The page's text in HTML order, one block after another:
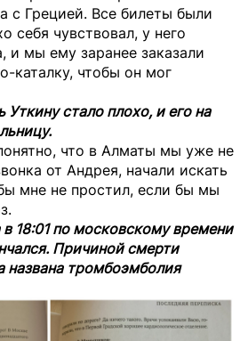
с Грецией. Все билеты были
себя чувствовал, у него
и мы ему заранее заказали
каталку, чтобы он мог
стало плохо, и его на
что в Алматы мы уже не
от Андрея, начали искать
мне не простил, если бы мы
в 18:01 по московскому времени
Причиной смерти
названа тромбоэмболия